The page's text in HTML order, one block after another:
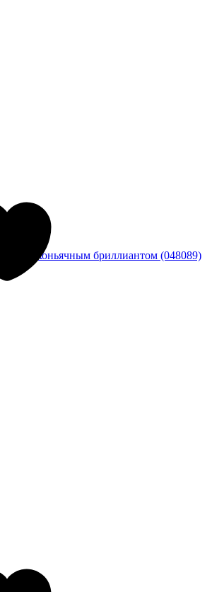
с коньячным бриллиантом (048089)